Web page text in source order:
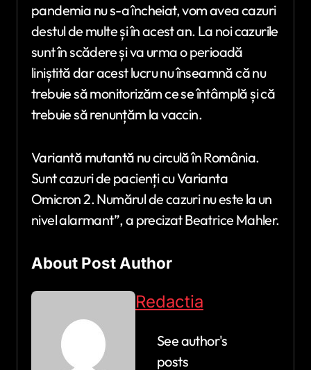
pandemia nu s-a încheiat, vom avea cazuri
destul de multe și în acest an. La noi cazurile
sunt în scădere și va urma o perioadă
liniștită dar acest lucru nu înseamnă că nu
trebuie să monitorizăm ce se întâmplă și că
trebuie să renunțăm la vaccin.
Variantă mutantă nu circulă în România.
Sunt cazuri de pacienți cu Varianta
Omicron 2. Numărul de cazuri nu este la un
nivel alarmant”, a precizat Beatrice Mahler.
About Post Author
Redactia
See author's
posts